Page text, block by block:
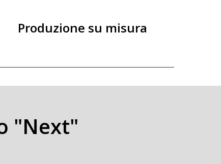
Produzione su misura
"Next"